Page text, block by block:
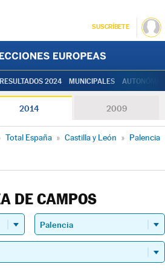
SUSCRÍBETE
RESULTADOS 2024 MUNICIPALES
2014 2009
Total España » Castilla y León » Palencia
DE CAMPOS